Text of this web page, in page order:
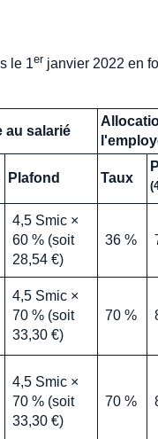
le 1er janvier 2022 en
au salarié
Plafond Taux
4,5 Smic ×
60 % (soit
28,54 €)
36 %
4,5 Smic ×
70 % (soit
33,30 €)
70 %
4,5 Smic ×
70 % (soit
33,30 €)
70 %